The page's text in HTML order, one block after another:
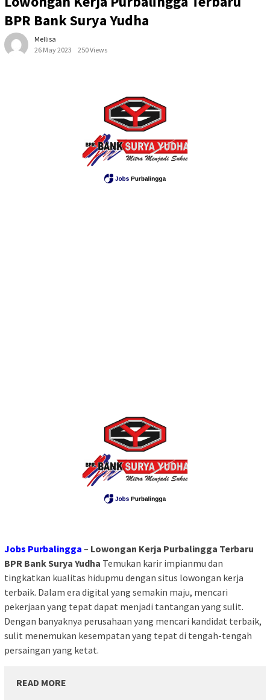
BPR Bank Surya Yudha
Mellisa
26 May 2023
250 Views
Jobs Purbalingga – Lowongan Kerja Purbalingga Terbaru
BPR Bank Surya Yudha Temukan karir impianmu dan
tingkatkan kualitas hidupmu dengan situs lowongan kerja
terbaik. Dalam era digital yang semakin maju, mencari
pekerjaan yang tepat dapat menjadi tantangan yang sulit.
Dengan banyaknya perusahaan yang mencari kandidat terbaik,
sulit menemukan kesempatan yang tepat di tengah-tengah
persaingan yang ketat.
READ MORE